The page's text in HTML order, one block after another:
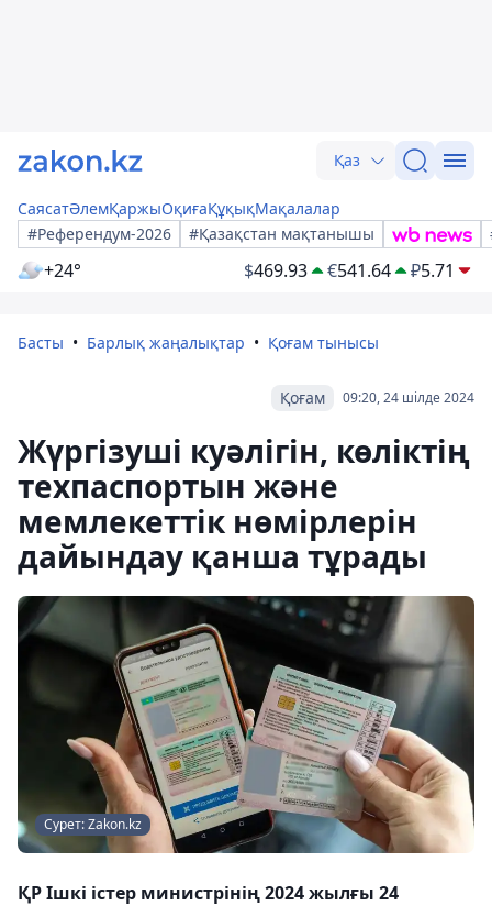
Қаз
СаясатӘлемҚаржыОқиғаҚұқықМақалалар
#Референдум-2026
#Қазақстан мақтанышы
+24° $469.93 €541.64 ₽5.71
Басты Барлық жаңалықтар Қоғам тынысы
09:20, 24 шілде 2024
Қоғам
Жүргізуші куәлігін, көліктің
техпаспортын және
мемлекеттік нөмірлерін
дайындау қанша тұрады
Сурет: Zakon.kz
ҚР Ішкі істер министрінің 2024 жылғы 24